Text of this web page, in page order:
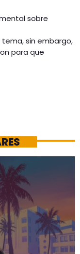
sobre
tema, sin embargo,
para que